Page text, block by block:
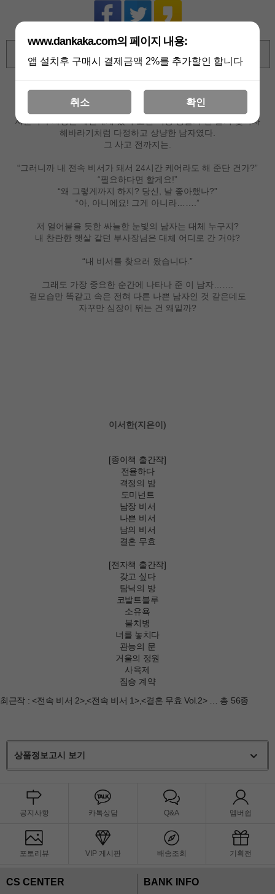
상세 정보를 확대해 보실 수 있습니다
서준혁 부사장은 예연에게 있어 고된 직장 생활의 한 줄기 빛이자
해바라기처럼 다정하고 상냥한 남자였다.
그 사고 전까지는.
“그러니까 내 전속 비서가 돼서 24시간 케어라도 해 준단 건가?”
“필요하다면 할게요!”
“왜 그렇게까지 하지? 당신, 날 좋아했나?”
“아, 아니에요! 그게 아니라…….”
저 얼어붙을 듯한 싸늘한 눈빛의 남자는 대체 누구지?
내 찬란한 햇살 같던 부사장님은 대체 어디로 간 거야?
“내 비서를 찾으러 왔습니다.”
그래도 가장 중요한 순간에 나타나 준 이 남자…….
겉모습만 똑같고 속은 전혀 다른 나쁜 남자인 것 같은데도
자꾸만 심장이 뛰는 건 왜일까?
이서한(지은이)
[종이책 출간작]
전율하다
격정의 밤
도미넌트
남장 비서
나쁜 비서
남의 비서
결혼 무효
[전자책 출간작]
갖고 싶다
탐닉의 방
코발트블루
소유욕
불치병
너를 놓치다
관능의 문
거울의 정원
사육제
짐승 계약
최근작 :<전속 비서 2>,<전속 비서 1>,<결혼 무효 Vol.2> … 총 56종
상품정보고시 보기
공지사항 카톡상담 Q&A 멤버쉽
포토리뷰 VIP 게시판 배송조회 기획전
CS CENTER BANK INFO
www.dankaka.com의 페이지 내용:
앱 설치후 구매시 결제금액 2%를 추가할인 합니다
취소 확인